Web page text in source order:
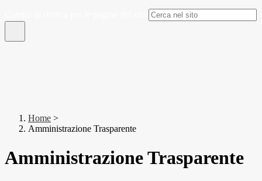
Home >
Amministrazione Trasparente
Amministrazione Trasparente